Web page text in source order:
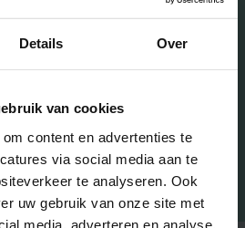
Details Over
van cookies
content en advertenties te
via social media aan te
te analyseren. Ook
uw gebruik van onze site met
media, adverteren en analyse.
houden je op de hoogte